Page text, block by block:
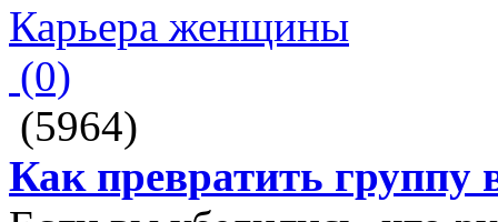
Карьера женщины
(0)
(5964)
Как превратить группу